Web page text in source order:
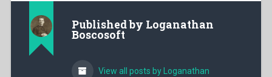
Published by Loganathan
Boscosoft
View all posts by Loganathan